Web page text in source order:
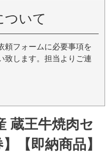
ついて
頼フォームに必要事項を
致します。担当よりご連
蔵王牛焼肉セ
【即納商品】